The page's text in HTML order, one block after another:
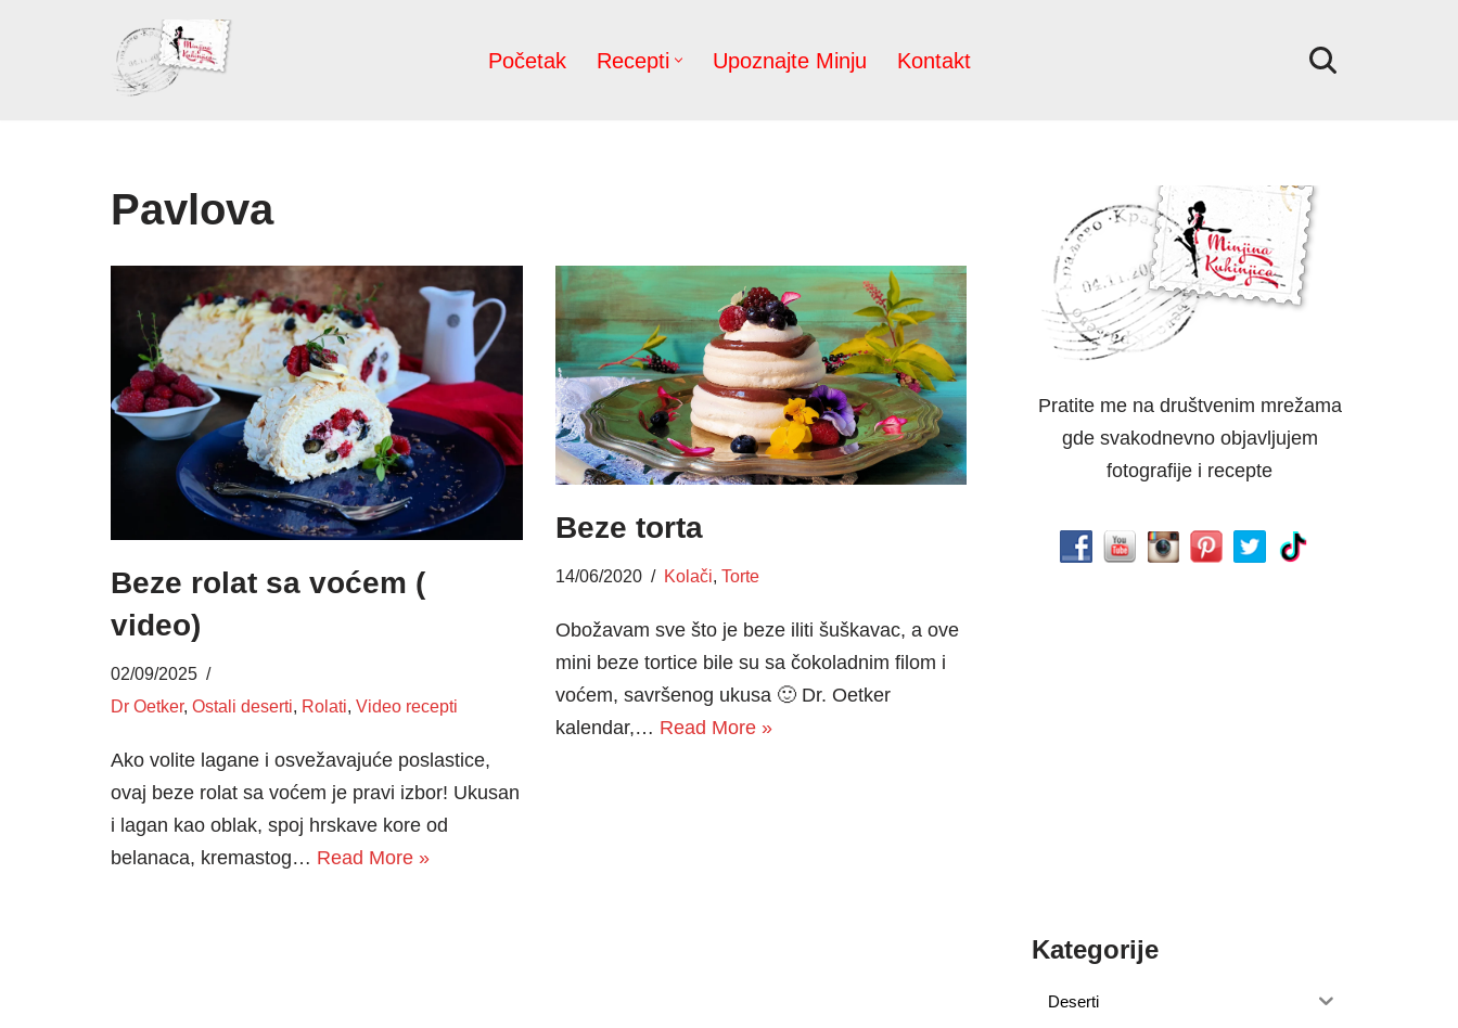
Početak Recepti Upoznajte Minju Kontakt
Pavlova
Beze rolat sa voćem (
video)
02/09/2025
Dr Oetker, Ostali deserti, Rolati, Video recepti
Ako volite lagane i osvežavajuće poslastice,
ovaj beze rolat sa voćem je pravi izbor! Ukusan
i lagan kao oblak, spoj hrskave kore od
belanaca, kremastog… Read More »
Beze torta
14/06/2020 Kolači Torte
Obožavam sve što je beze iliti šuškavac, a ove
mini beze tortice bile su sa čokoladnim filom i
voćem, savršenog ukusa 🙂 Dr. Oetker
kalendar,… Read More »
Pratite me na društvenim mrežama
gde svakodnevno objavljujem
fotografije i recepte
Kategorije
Deserti